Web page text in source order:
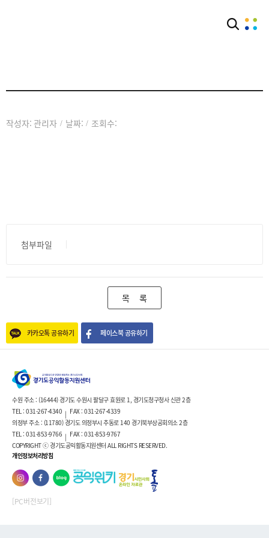
작성자: 관리자 / 날짜: / 조회수:
첨부파일
카카오톡 공유하기 페이스북 공유하기
목 록
수원 주소 : (16444) 경기도 수원시 팔달구 효원로 1, 경기도청구청사 신관 2층
TEL : 031-267-4340 | FAX : 031-267-4339
의정부 주소 : (11780) 경기도 의정부시 추동로 140 경기북부상공회의소 2층
TEL : 031-853-9766 | FAX : 031-853-9767
COPYRIGHT ⓒ 경기도공익활동지원센터 ALL RIGHTS RESERVED.
개인정보처리방침
[PC버전보기]